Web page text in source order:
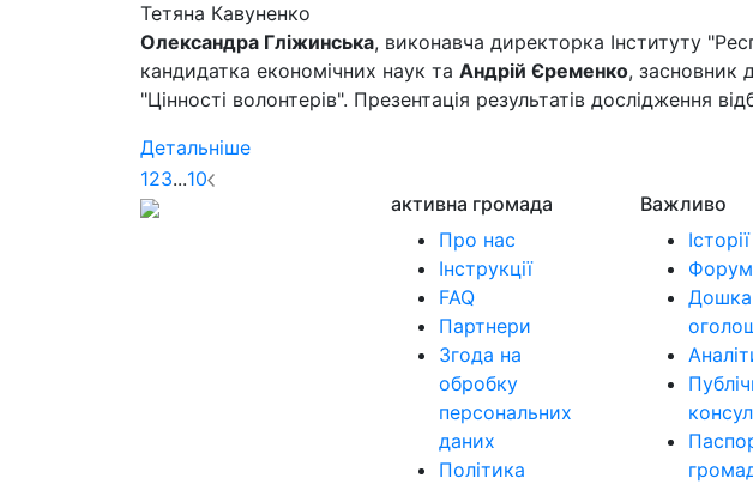
Тетяна Кавуненко
Олександра Гліжинська, виконавча директорка Інституту
кандидатка економічних наук та Андрій Єременко, засновник
"Цінності волонтерів". Презентація результатів дослідження
Детальніше
123...10
активна громада
Про нас
Інструкції
FAQ
Партнери
Згода на
обробку
персональних
даних
Політика
Важливо
Форум
Дошка